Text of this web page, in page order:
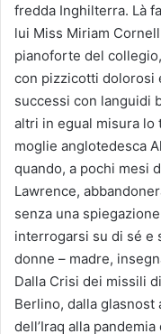
fredda Inghilterra. Là
lui Miss Miriam
pianoforte del
con pizzicotti dolorosi
successi con languidi
altri in egual misura lo
moglie anglotedesca
quando, a pochi mesi
Lawrence,
senza una
interrogarsi su di sé e
donne – madre,
Dalla Crisi dei missili
Berlino, dalla glasnost
dell’Iraq alla